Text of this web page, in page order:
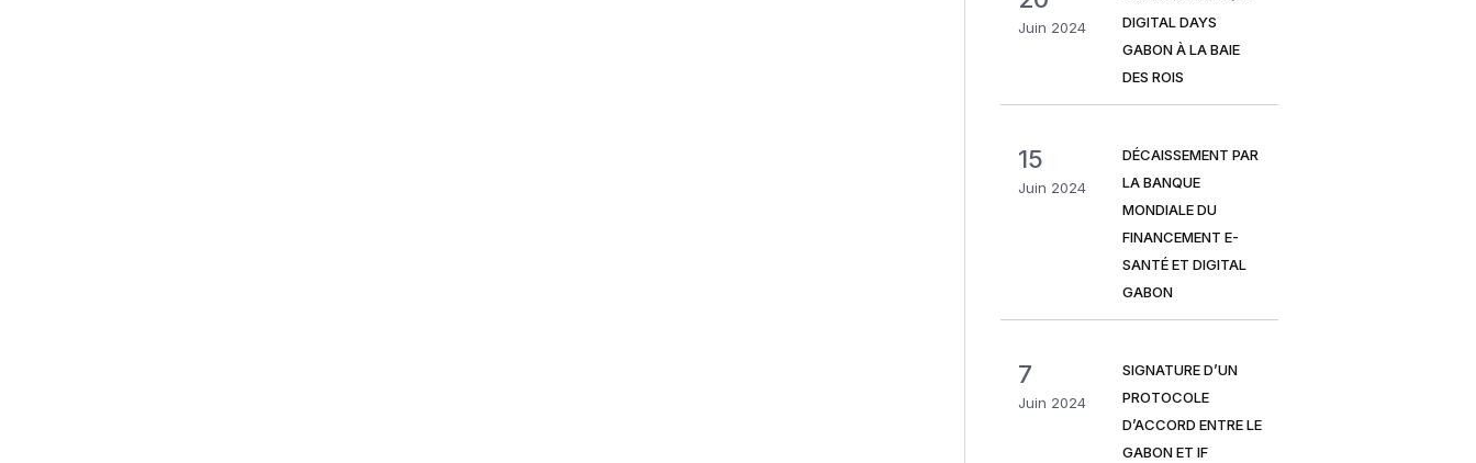
Juin 2024
DIGITAL DAYS
GABON À LA BAIE
DES ROIS
15
Juin 2024
DÉCAISSEMENT PAR
LA BANQUE
MONDIALE DU
FINANCEMENT E-
SANTÉ ET DIGITAL
GABON
7
Juin 2024
SIGNATURE D’UN
PROTOCOLE
D’ACCORD ENTRE LE
GABON ET IF